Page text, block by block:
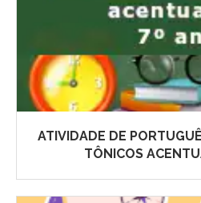
ATIVIDADE DE
TÔNICOS